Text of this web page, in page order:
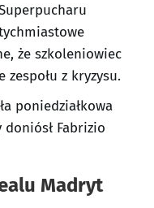
że szkoleniowiec
z kryzysu.
poniedziałkowa
Fabrizio
Madryt